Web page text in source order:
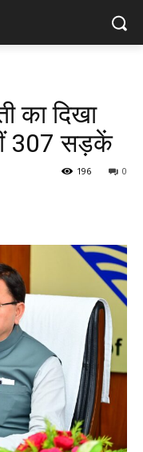
का दिखा
307 सड़कें
0
196